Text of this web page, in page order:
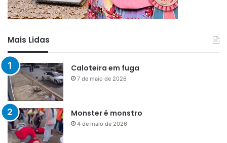
Mais Lidas
Caloteira em fuga
7 de maio de 2026
Monster é monstro
4 de maio de 2026